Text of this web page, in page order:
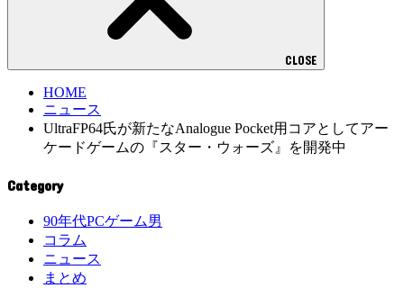
CLOSE
HOME
ニュース
UltraFP64氏が新たなAnalogue Pocket用コアとしてアー
ケードゲームの『スター・ウォーズ』を開発中
Category
90年代PCゲーム男
コラム
ニュース
まとめ